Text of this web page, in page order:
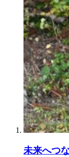
未来へつ